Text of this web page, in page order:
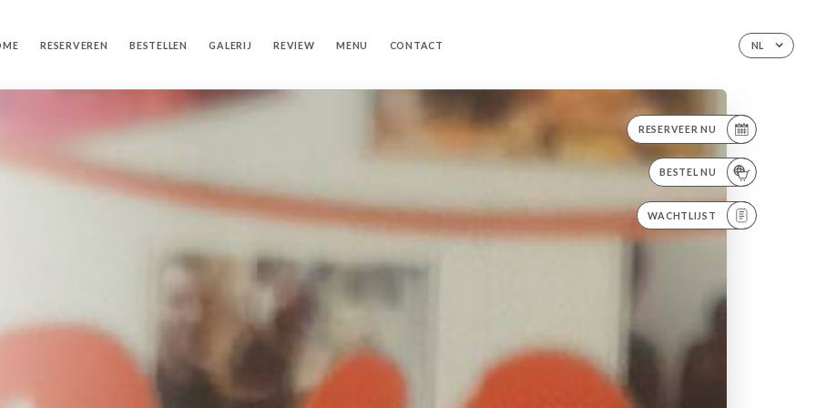
NL
RESERVEREN BESTELLEN GALERIJ REVIEW MENU CONTACT
RESERVEER NU
BESTEL NU
WACHTLIJST